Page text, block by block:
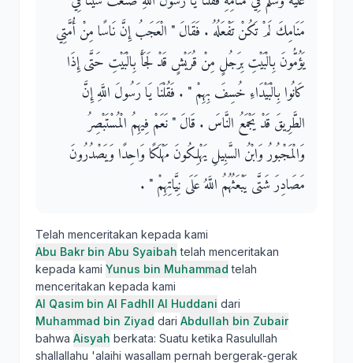
مَنَامِكَ لَمْ تَكُنْ تَفْعَلُهُ ‏.‏ فَقَالَ ‏"‏ الْعَجَبُ إِنَّ نَاسًا مِنْ أُمَّتِي
يَؤُمُّونَ بِالْبَيْتِ بِرَجُلٍ مِنْ قُرَيْشٍ قَدْ لَجَأَ بِالْبَيْتِ حَتَّى إِذَا
كَانُوا بِالْبَيْدَاءِ خُسِفَ بِهِمْ ‏"‏ ‏.‏ فَقُلْنَا يَا رَسُولَ اللَّهِ إِنَّ
الطَّرِيقَ قَدْ يَجْمَعُ النَّاسَ ‏.‏ قَالَ ‏"‏ نَعَمْ فِيهِمُ الْمُسْتَبْصِرُ
وَالْمَجْبُورُ وَابْنُ السَّبِيلِ يَهْلِكُونَ مَهْلَكًا وَاحِدًا وَيَصْدُرُونَ
مَصَادِرَ شَتَّى يَبْعَثُهُمُ اللَّهُ عَلَى نِيَّاتِهِمْ ‏"‏ ‏.‏
Telah menceritakan kepada kami
Abu Bakr bin Abu Syaibah telah menceritakan
kepada kami Yunus bin Muhammad telah
menceritakan kepada kami
Al Qasim bin Al Fadhll Al Huddani dari
Muhammad bin Ziyad dari Abdullah bin Zubair
bahwa Aisyah berkata: Suatu ketika Rasulullah
shallallahu 'alaihi wasallam pernah bergerak-gerak